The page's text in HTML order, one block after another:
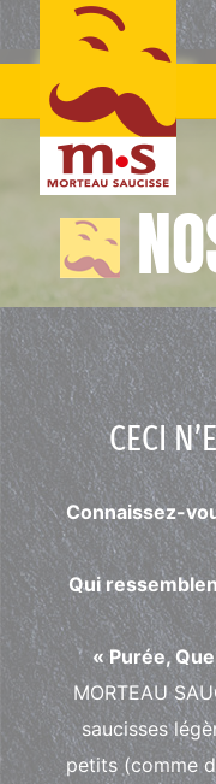
Skip
content
CECI
Connaissez-
Qui
« Purée,
MORTEAU
saucisses
petits (comme